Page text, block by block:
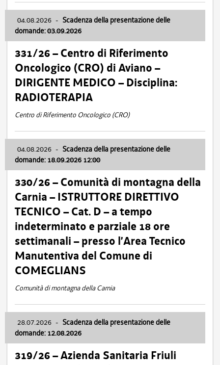
04.08.2026 - Scadenza della presentazione delle
domande: 03.09.2026
331/26 – Centro di Riferimento
Oncologico (CRO) di Aviano –
DIRIGENTE MEDICO – Disciplina:
RADIOTERAPIA
Centro di Riferimento Oncologico (CRO)
04.08.2026 - Scadenza della presentazione delle
domande: 18.09.2026 12:00
330/26 – Comunità di montagna della
Carnia – ISTRUTTORE DIRETTIVO
TECNICO – Cat. D – a tempo
indeterminato e parziale 18 ore
settimanali – presso l’Area Tecnico
Manutentiva del Comune di
COMEGLIANS
Comunità di montagna della Carnia
28.07.2026 - Scadenza della presentazione delle
domande: 12.08.2026
319/26 – Azienda Sanitaria Friuli